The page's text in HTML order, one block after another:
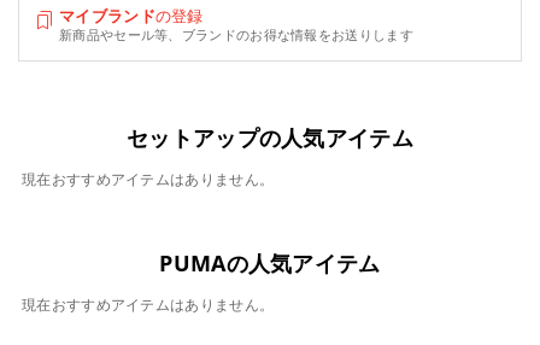
マイブランドの登録
新商品やセール等、ブランドのお得な情報をお送りします
セットアップの人気アイテム
現在おすすめアイテムはありません。
PUMAの人気アイテム
現在おすすめアイテムはありません。